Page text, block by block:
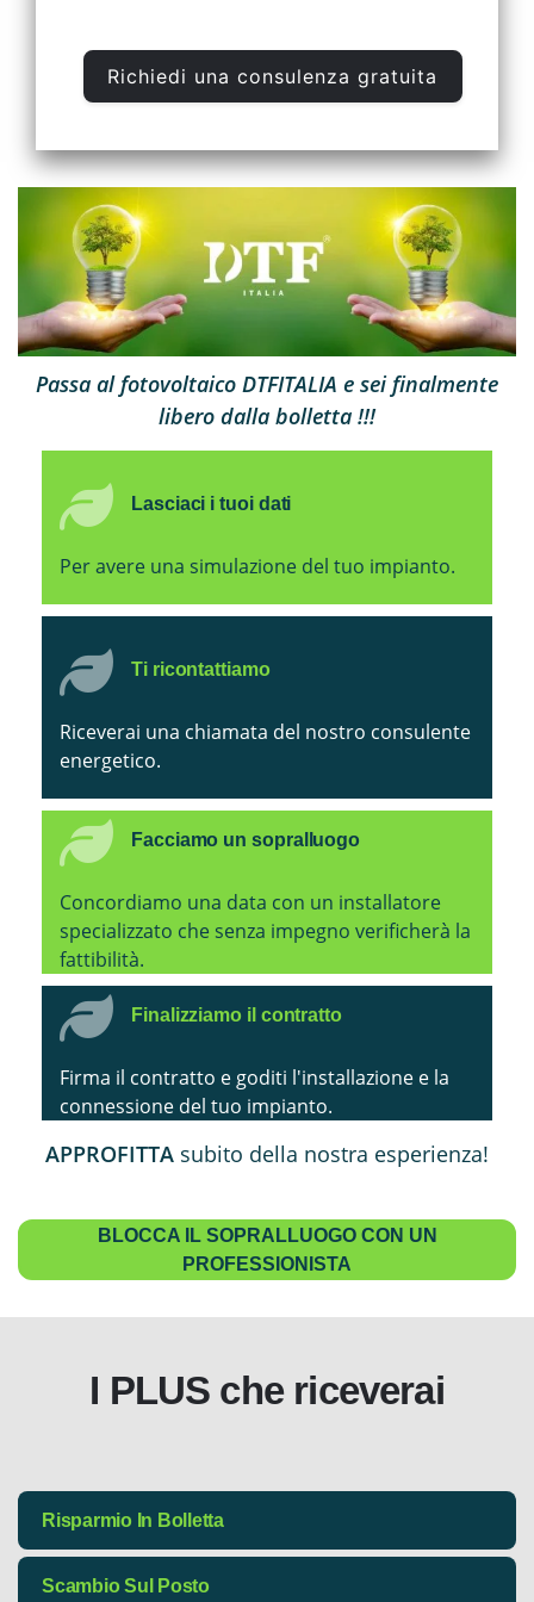
Passa al fotovoltaico DTFITALIA e sei finalmente
libero dalla bolletta !!!
Lasciaci i tuoi dati
Per avere una simulazione del tuo impianto.
Ti ricontattiamo
Riceverai una chiamata del nostro consulente
energetico.
Facciamo un sopralluogo
Concordiamo una data con un installatore
specializzato che senza impegno verificherà la
fattibilità.
Finalizziamo il contratto
Firma il contratto e goditi l'installazione e la
connessione del tuo impianto.
APPROFITTA subito della nostra esperienza!
BLOCCA IL SOPRALLUOGO CON UN
PROFESSIONISTA
I PLUS che riceverai
Risparmio In Bolletta
Il risparmio in bolletta è il primo e più immediato
Scambio Sul Posto